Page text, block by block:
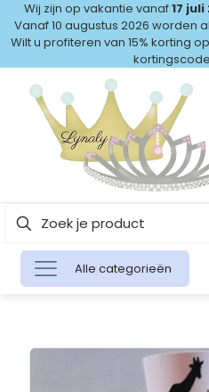
Wij zijn op vakantie vanaf17 juli
Vanaf 10 augustus 2026 worden
Wilt u profiteren van 15% korting
Alle categorieën